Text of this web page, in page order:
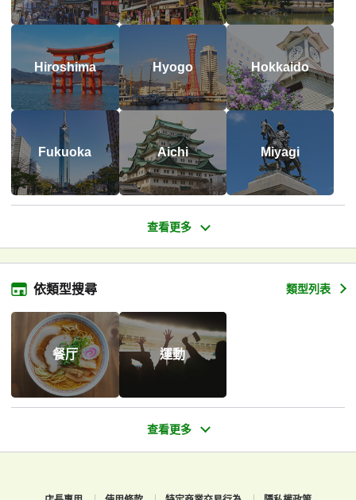
Hiroshima Hyogo Hokkaido
Fukuoka Aichi Miyagi
依類型搜尋 類型列表
餐厅 運動